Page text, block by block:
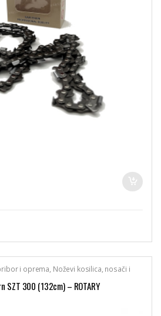
i oprema, Noževi kosilica, nosači i
SZT 300 (132cm) – ROTARY